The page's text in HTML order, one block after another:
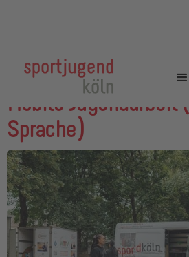
Mobile Jugendarbeit
Sprache)